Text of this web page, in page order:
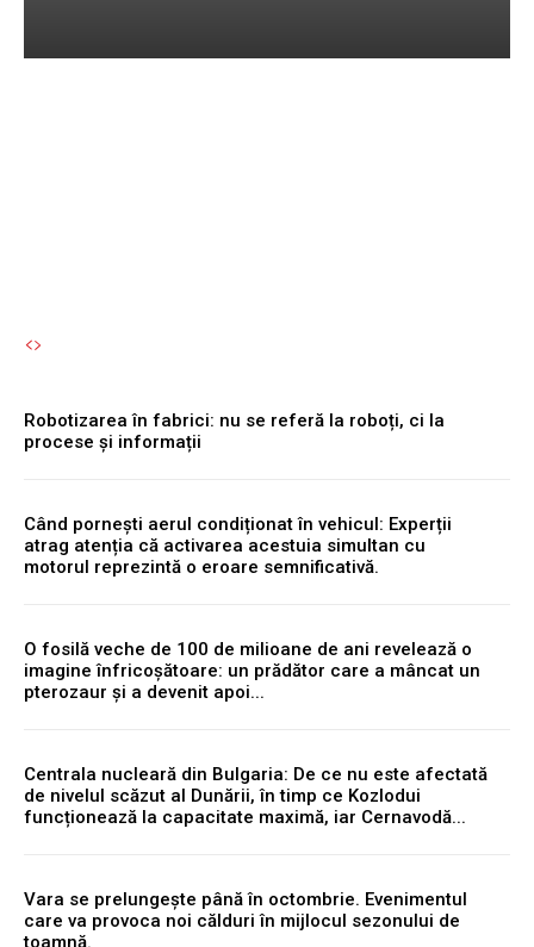
Robotizarea în fabrici: nu se referă la roboți, ci la
procese și informații
Când pornești aerul condiționat în vehicul: Experții
atrag atenția că activarea acestuia simultan cu
motorul reprezintă o eroare semnificativă.
O fosilă veche de 100 de milioane de ani revelează o
imagine înfricoșătoare: un prădător care a mâncat un
pterozaur și a devenit apoi...
Centrala nucleară din Bulgaria: De ce nu este afectată
de nivelul scăzut al Dunării, în timp ce Kozlodui
funcționează la capacitate maximă, iar Cernavodă...
Vara se prelungește până în octombrie. Evenimentul
care va provoca noi călduri în mijlocul sezonului de
toamnă.